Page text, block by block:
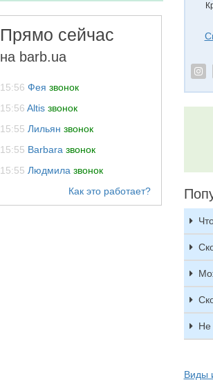
Прямо сейчас
на barb.ua
15:56 Фея звонок
15:56 Altis звонок
15:55 Лильян звонок
15:55 Barbara звонок
15:55 Людмила звонок
Не
Виды